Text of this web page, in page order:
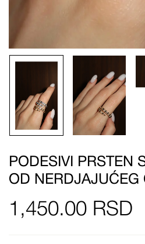
PODESIVI PRSTEN
OD NERDJAJUĆEG
1,450.00 RSD